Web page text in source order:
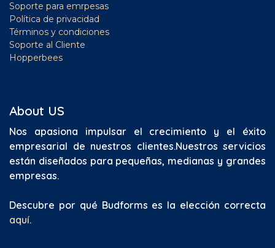
Soporte para emrpesas
Política de privacidad
Términos y condiciones
Soporte al Cliente
Hopperbees
About US
Nos apasiona impulsar el crecimiento y el éxito
empresarial de nuestros clientes.Nuestros servicios
están diseñados para pequeñas, medianas y grandes
empresas.
Descubre por qué Budforms es la elección correcta
aquí.